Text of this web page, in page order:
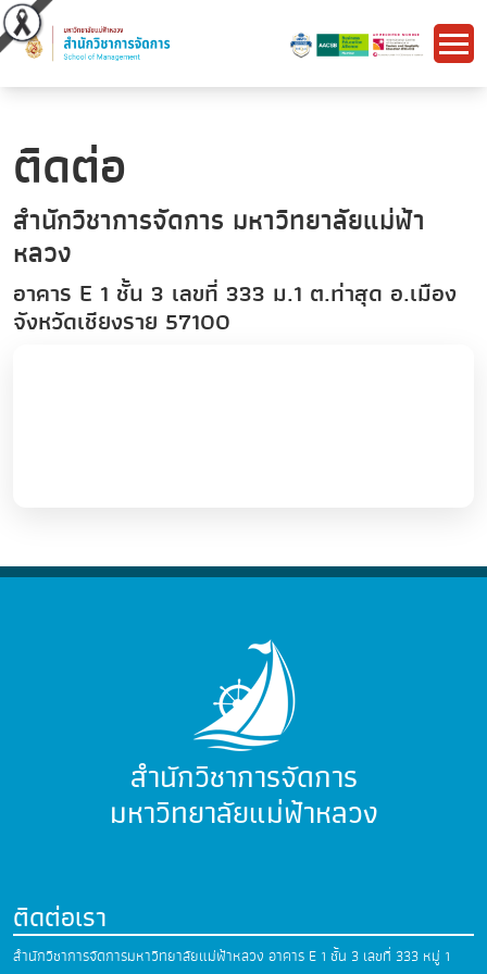
ติดต่อ
สำนักวิชาการจัดการ มหาวิทยาลัยแม่ฟ้า
หลวง
อาคาร E 1 ชั้น 3 เลขที่ 333 ม.1 ต.ท่าสุด อ.เมือง
จังหวัดเชียงราย 57100
สำนักวิชาการจัดการ
มหาวิทยาลัยแม่ฟ้าหลวง
ติดต่อเรา
สำนักวิชาการจัดการมหาวิทยาลัยแม่ฟ้าหลวง อาคาร E 1 ชั้น 3 เลขที่ 333 หมู่ 1